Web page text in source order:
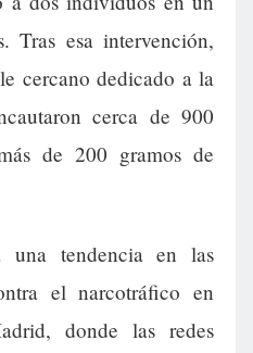
Tras esa intervención,
cercano dedicado a la
cerca de 900
de 200 gramos de
una tendencia en las
el narcotráfico en
donde las redes